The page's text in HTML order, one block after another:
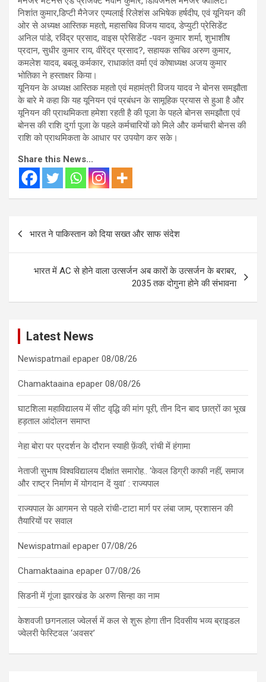
निशांत कुमार,डिप्टी मैनेजर एम्पलाई रिलेशंस अभिषेक हर्षदीप, एवं यूनियन की
ओर से अध्यक्ष आस्तिक महतो, महासचिव विजय यादव, डेप्युटी प्रेसिडेंट
अनिल पांडे, रविंद्र प्रसाद, वाइस प्रेसिडेंट -पवन कुमार शर्मा, शुभाशीष
प्रदान, सुधीर कुमार राय, वीरेंद्र प्रसाद?, सहायक सचिव अरुण कुमार,
कमलेश यादव, बबलू कर्मकार, राधाकांत वर्मा एवं कोषाध्यक्ष अजय कुमार
भोतिका ने हस्ताक्षर किया।
यूनियन के अध्यक्ष आस्तिक महतो एवं महामंत्री विजय यादव ने बोनस समझौता
के बारे मे कहा कि यह यूनियन एवं प्रबंधन के सामूहिक प्रयास से हुआ है और
यूनियन की प्राथमिकता हमेशा रहती है की पूजा के पहले बोनस समझौता एवं
बोनस की राशि दुर्गा पूजा के पहले कर्मचारियों को मिले और कर्मचारी बोनस की
राशि को प्राथमिकता के आधार पर उपयोग कर सके।
Share this News...
भारत ने पाकिस्तान को दिया सख्त और साफ संदेश
भारत में AC से होने वाला उत्सर्जन अब कारों के उत्सर्जन के बराबर,
2035 तक दोगुना होने की संभावना
Latest News
Newispatmail epaper 08/08/26
Chamaktaaina epaper 08/08/26
घाटशिला महाविद्यालय में सीट वृद्धि की मांग पूरी, तीन दिन बाद छात्रों का भूख
हड़ताल आंदोलन समाप्त
नेहा बोरा पर प्रदर्शन के दौरान स्याही फ़ेंकी, रांची में हंगामा
नेताजी सुभाष विश्वविद्यालय दीक्षांत समारोह.. ‘केवल डिग्री काफी नहीं, समाज
और राष्ट्र निर्माण में योगदान दें युवा’ : राज्यपाल
राज्यपाल के आगमन से पहले रांची-टाटा मार्ग पर लंबा जाम, प्रशासन की
तैयारियों पर सवाल
Newispatmail epaper 07/08/26
Chamaktaaina epaper 07/08/26
सिडनी में गूंजा झारखंड के अरुण सिन्हा का नाम
केशवजी छगनलाल ज्वेलर्स में कल से शुरू होगा तीन दिवसीय भव्य ब्राइडल
ज्वेलरी फेस्टिवल ‘अवसर’